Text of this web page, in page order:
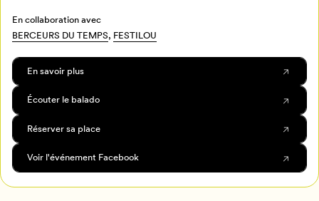
En collaboration avec
BERCEURS DU TEMPS, FESTILOU
En savoir plus
Écouter le balado
Réserver sa place
Voir l'événement Facebook